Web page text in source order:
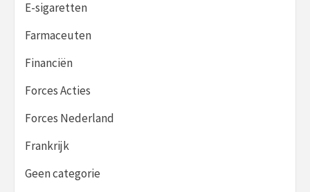
E-sigaretten
Farmaceuten
Financiën
Forces Acties
Forces Nederland
Frankrijk
Geen categorie